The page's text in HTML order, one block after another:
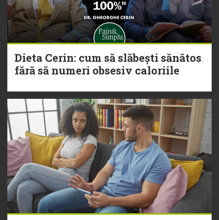
Dieta Cerin: cum să slăbești sănătos
fără să numeri obsesiv caloriile